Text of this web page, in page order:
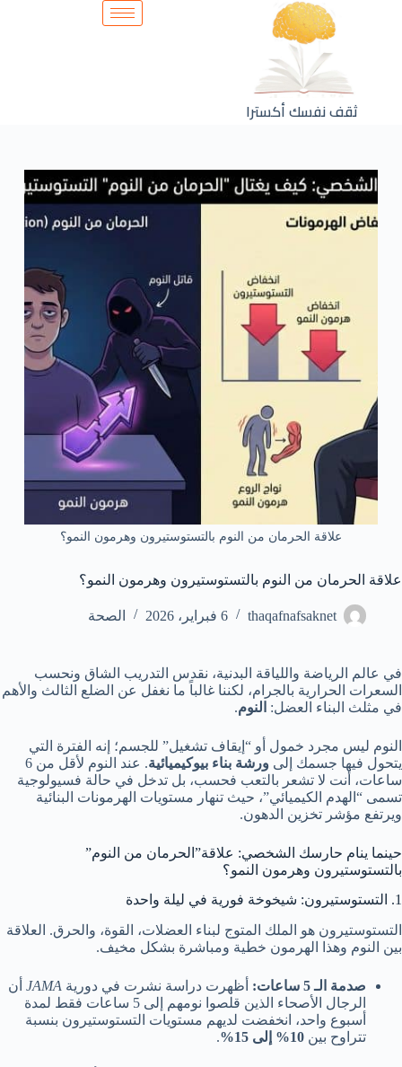
ثقف نفسك أكسترا
علاقة الحرمان من النوم بالتستوستيرون وهرمون النمو؟
علاقة الحرمان من النوم بالتستوستيرون وهرمون النمو؟
thaqafnafsaknet 6 فبراير، 2026 الصحة
في عالم الرياضة واللياقة البدنية، نقدس التدريب الشاق ونحسب
السعرات الحرارية بالجرام، لكننا غالباً ما نغفل عن الضلع الثالث والأهم
في مثلث البناء العضل: النوم.
النوم ليس مجرد خمول أو “إيقاف تشغيل” للجسم؛ إنه الفترة التي
يتحول فيها جسمك إلى ورشة بناء بيوكيميائية
. عند النوم لأقل من 6
ساعات، أنت لا تشعر بالتعب فحسب، بل تدخل في حالة فسيولوجية
تسمى “الهدم الكيميائي”، حيث تنهار مستويات الهرمونات البنائية
ويرتفع مؤشر تخزين الدهون.
حينما ينام حارسك الشخصي: علاقة”الحرمان من النوم”
بالتستوستيرون وهرمون النمو؟
1. التستوستيرون: شيخوخة فورية في ليلة واحدة
التستوستيرون هو الملك المتوج لبناء العضلات، القوة، والحرق. العلاقة
بين النوم وهذا الهرمون خطية ومباشرة بشكل مخيف.
صدمة الـ 5 ساعات: أظهرت دراسة نشرت في دورية JAMA أن
الرجال الأصحاء الذين قلصوا نومهم إلى 5 ساعات فقط لمدة
أسبوع واحد، انخفضت لديهم مستويات التستوستيرون بنسبة
تتراوح بين 10% إلى 15% .